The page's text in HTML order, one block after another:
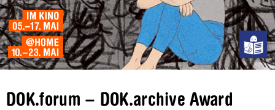
DOK.forum – DOK.archive Award